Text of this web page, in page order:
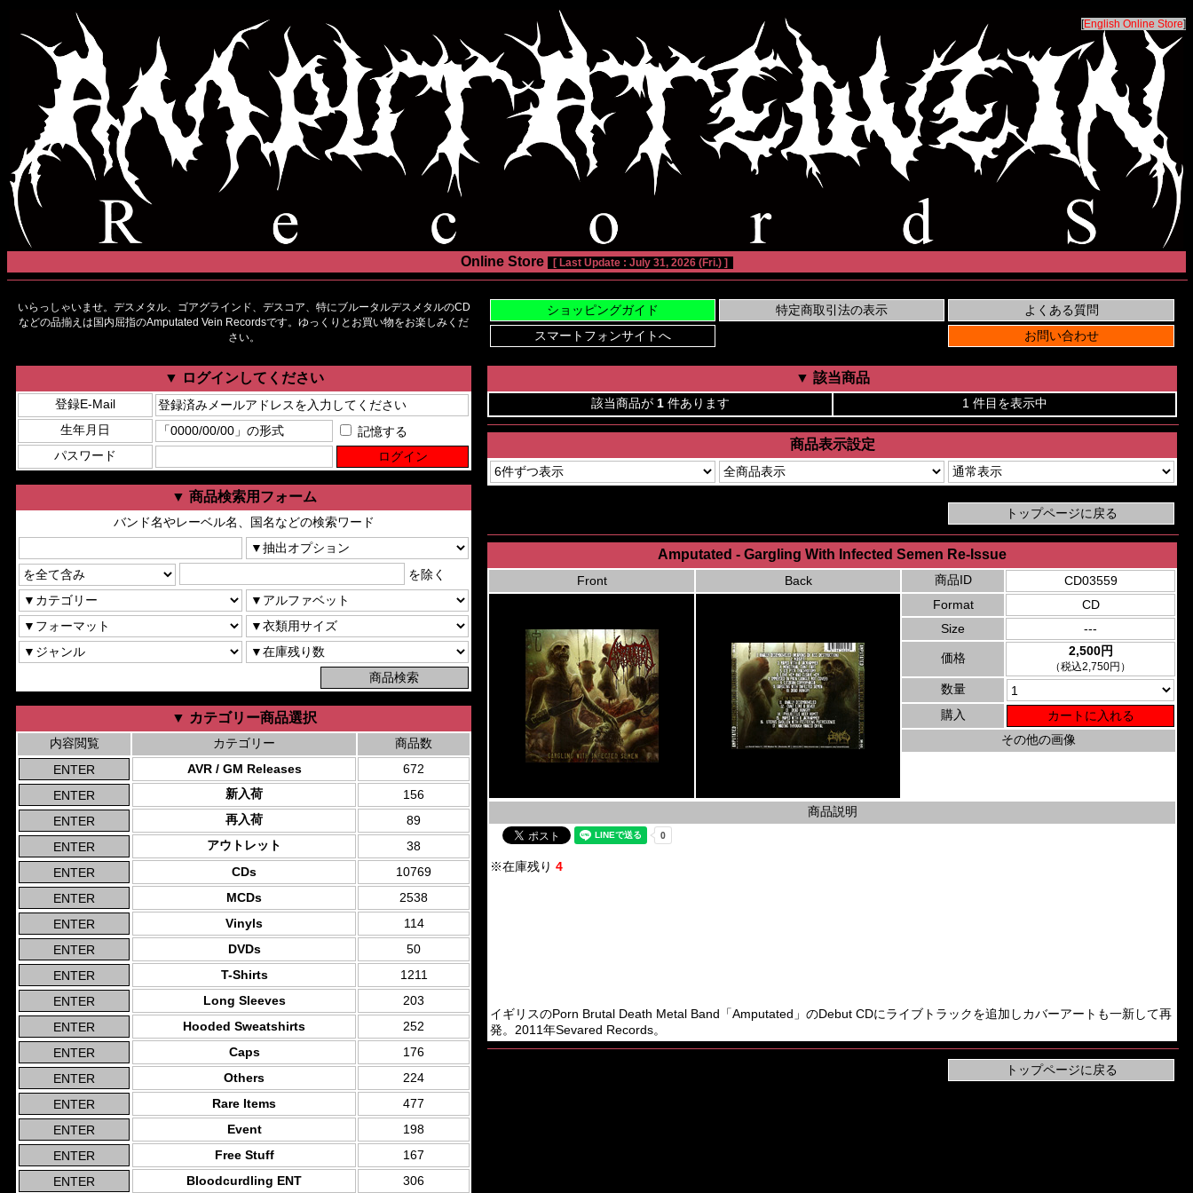
[English Online Store]
Online Store [ Last Update : July 31, 2026 (Fri.) ]
いらっしゃいませ。デスメタル、ゴアグラインド、デスコア、特にブルータルデスメタルのCD
などの品揃えは国内屈指のAmputated Vein Recordsです。ゆっくりとお買い物をお楽しみくだ
さい。
▼ ログインしてください
登録E-Mail
生年月日
記憶する
パスワード
▼ 商品検索用フォーム
バンド名やレーベル名、国名などの検索ワード
を除く
▼ カテゴリー商品選択
内容閲覧 カテゴリー
商品数
AVR / GM Releases
672
新入荷
156
再入荷
89
アウトレット
38
CDs
10769
MCDs
2538
Vinyls
114
DVDs
50
T-Shirts
1211
Long Sleeves
203
Hooded Sweatshirts
252
Caps
176
Others
224
Rare Items
477
Event
198
Free Stuff
167
Bloodcurdling ENT
306
▼ 該当商品
該当商品が 1 件あります 1 件目を表示中
商品表示設定
Amputated - Gargling With Infected Semen Re-Issue
Front Back 商品ID
CD03559
Format
CD
Size
---
価格 2,500円
（税込2,750円）
数量
購入
その他の画像
商品説明
※在庫残り 4
イギリスのPorn Brutal Death Metal Band「Amputated」のDebut CDにライブトラックを追加しカバーアートも一新して再
発。2011年Sevared Records。